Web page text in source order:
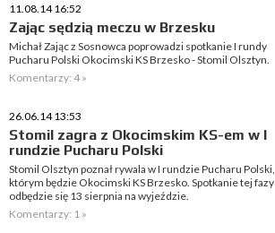
11.08.14 16:52
Zając sędzią meczu w Brzesku
Michał Zając z Sosnowca poprowadzi spotkanie I rundy
Pucharu Polski Okocimski KS Brzesko - Stomil Olsztyn.
Komentarzy: 4 »
26.06.14 13:53
Stomil zagra z Okocimskim KS-em w I
rundzie Pucharu Polski
Stomil Olsztyn poznał rywala w I rundzie Pucharu Polski,
którym będzie Okocimski KS Brzesko. Spotkanie tej fazy
odbędzie się 13 sierpnia na wyjeździe.
Komentarzy: 1 »